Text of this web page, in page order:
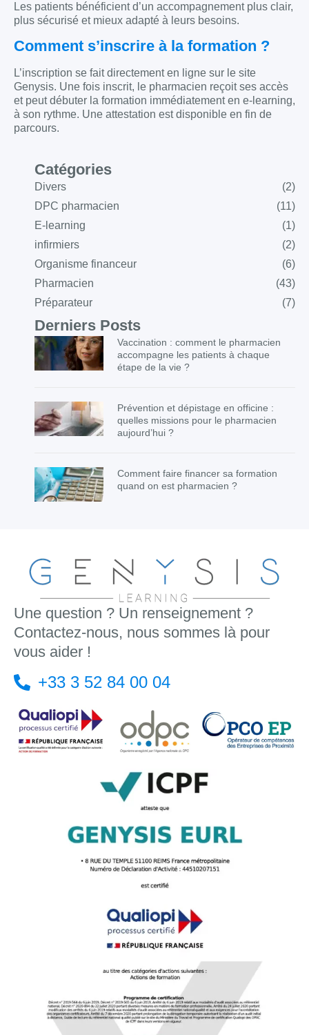
Les patients bénéficient d’un accompagnement plus clair,
plus sécurisé et mieux adapté à leurs besoins.
Comment s’inscrire à la formation ?
L’inscription se fait directement en ligne sur le site
Genysis. Une fois inscrit, le pharmacien reçoit ses accès
et peut débuter la formation immédiatement en e-learning,
à son rythme. Une attestation est disponible en fin de
parcours.
Catégories
Divers
(2)
DPC pharmacien
(11)
E-learning
(1)
infirmiers
(2)
Organisme financeur
(6)
Pharmacien
(43)
Préparateur
(7)
Derniers Posts
Vaccination : comment le pharmacien
accompagne les patients à chaque
étape de la vie ?
Prévention et dépistage en officine :
quelles missions pour le pharmacien
aujourd’hui ?
Comment faire financer sa formation
quand on est pharmacien ?
Une question ? Un renseignement ?
Contactez-nous, nous sommes là pour
vous aider !
+33 3 52 84 00 04